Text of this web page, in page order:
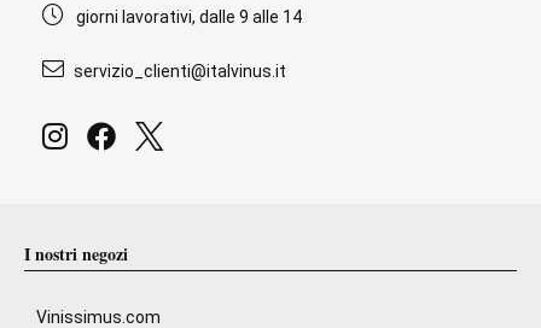
giorni lavorativi, dalle 9 alle 14
servizio_clienti@italvinus.it
I nostri negozi
Vinissimus.com